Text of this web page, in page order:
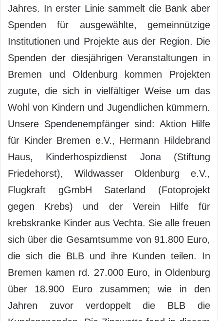
Jahres. In erster Linie sammelt die Bank aber
Spenden für ausgewählte, gemeinnützige
Institutionen und Projekte aus der Region. Die
Spenden der diesjährigen Veranstaltungen in
Bremen und Oldenburg kommen Projekten
zugute, die sich in vielfältiger Weise um das
Wohl von Kindern und Jugendlichen kümmern.
Unsere Spendenempfänger sind: Aktion Hilfe
für Kinder Bremen e.V., Hermann Hildebrand
Haus, Kinderhospizdienst Jona (Stiftung
Friedehorst), Wildwasser Oldenburg e.V.,
Flugkraft gGmbH Saterland (Fotoprojekt
gegen Krebs) und der Verein Hilfe für
krebskranke Kinder aus Vechta. Sie alle freuen
sich über die Gesamtsumme von 91.800 Euro,
die sich die BLB und ihre Kunden teilen. In
Bremen kamen rd. 27.000 Euro, in Oldenburg
über 18.900 Euro zusammen; wie in den
Jahren zuvor verdoppelt die BLB die